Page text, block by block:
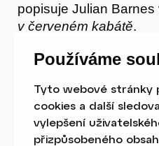
Používáme
Tyto webové stránky
cookies a další
vylepšení
přizpůsobeného
popisuje Julian Barnes
v červeném kabátě.
3) Zevrubnější
čtenáře, přináší také
LojdovéČetbou proti
kriziuveřejněná v